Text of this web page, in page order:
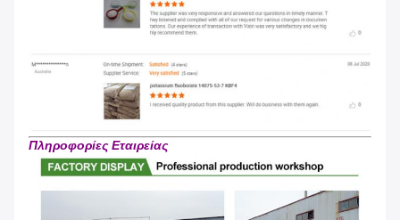
Πληροφορίες Εταιρείας